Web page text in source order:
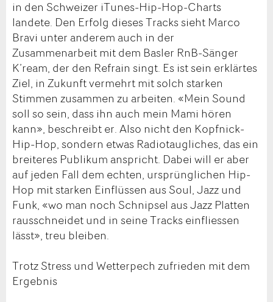
in den Schweizer iTunes-Hip-Hop-Charts
landete. Den Erfolg dieses Tracks sieht Marco
Bravi unter anderem auch in der
Zusammenarbeit mit dem Basler RnB-Sänger
K’ream, der den Refrain singt. Es ist sein erklärtes
Ziel, in Zukunft vermehrt mit solch starken
Stimmen zusammen zu arbeiten. «Mein Sound
soll so sein, dass ihn auch mein Mami hören
kann», beschreibt er. Also nicht den Kopfnick-
Hip-Hop, sondern etwas Radiotaugliches, das ein
breiteres Publikum anspricht. Dabei will er aber
auf jeden Fall dem echten, ursprünglichen Hip-
Hop mit starken Einflüssen aus Soul, Jazz und
Funk, «wo man noch Schnipsel aus Jazz Platten
rausschneidet und in seine Tracks einfliessen
lässt», treu bleiben.
Trotz Stress und Wetterpech zufrieden mit dem
Ergebnis